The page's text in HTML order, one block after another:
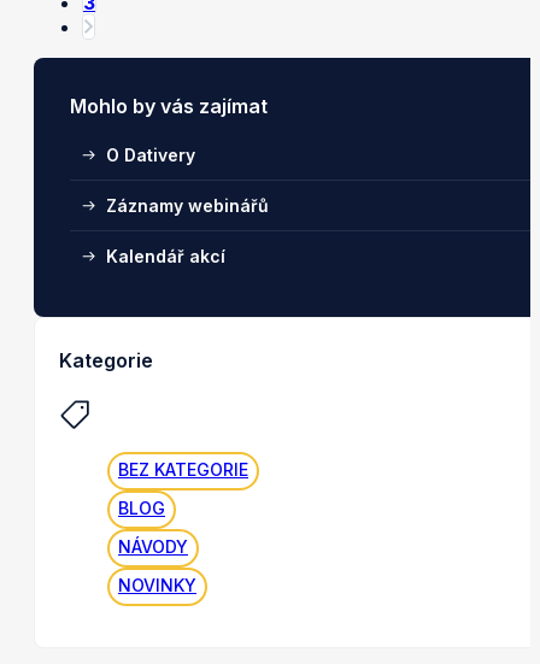
Mohlo by vás zajímat
O Dativery
Záznamy webinářů
Kalendář akcí
Kategorie
BEZ KATEGORIE
BLOG
NÁVODY
NOVINKY